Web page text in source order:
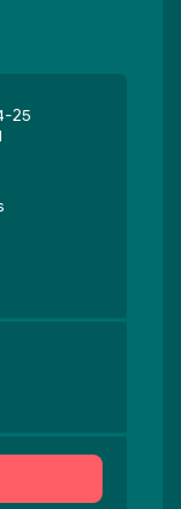
25